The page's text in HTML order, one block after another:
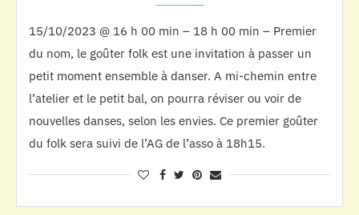
15/10/2023 @ 16 h 00 min – 18 h 00 min – Premier
du nom, le goûter folk est une invitation à passer un
petit moment ensemble à danser. A mi-chemin entre
l’atelier et le petit bal, on pourra réviser ou voir de
nouvelles danses, selon les envies. Ce premier goûter
du folk sera suivi de l’AG de l’asso à 18h15.